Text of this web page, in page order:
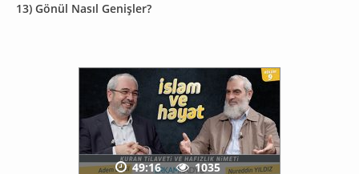
13) Gönül Nasıl Genişler?
49:16 1035